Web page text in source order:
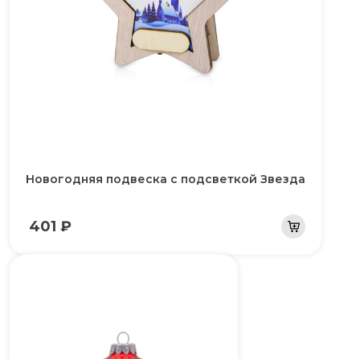
Новогодняя подвеска с подсветкой Звезда
401 ₽